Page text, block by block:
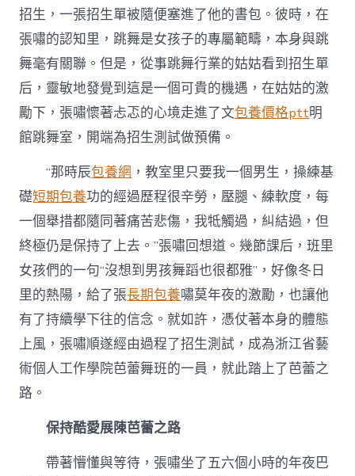
招生，一張招生單被隨便塞進了他的書包。彼時，在
張嘯的認知里，跳舞是女孩子的專屬範疇，本身與跳
舞毫有關聯。但是，從事跳舞行業的姑姑看到招生單
后，靈敏地發覺到這是一個可貴的機遇，在姑姑的激
勵下，張嘯懷著忐忑的心境走進了文包養價格ptt明
館跳舞室，開端為招生測試做預備。
“那時辰包養網 ，教室里只要我一個男生，操練基
礎短期包養功的經過歷程很辛勞，壓腿、練軟度，每
一個舉措都隨同著痛苦悲傷，我牴觸過，糾結過，但
終極仍是保持了上去。”張嘯回想道。幾節課后，班里
女孩們的一句“沒想到男孩舞蹈也很都雅”，好像冬日
里的熱陽，給了張長期包養嘯莫年夜的激勵，也讓他
有了持續學下往的信念。就如許，憑仗著本身的體態
上風，張嘯順遂經由過程了招生測試，成為浙江省藝
術個人工作學院芭蕾舞班的一員，就此踏上了芭蕾之
路。
保持酷愛展陳芭蕾之路
帶著懵懂與等待，張嘯坐了五六個小時的年夜巴